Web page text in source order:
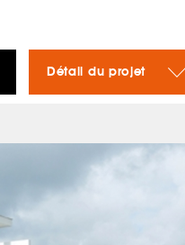
Détail du projet